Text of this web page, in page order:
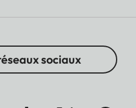
sociaux